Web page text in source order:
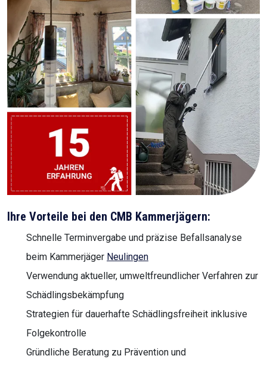
Ihre Vorteile bei den CMB Kammerjägern:
Schnelle Terminvergabe und präzise Befallsanalyse
beim Kammerjäger Neulingen
Verwendung aktueller, umweltfreundlicher Verfahren zur
Schädlingsbekämpfung
Strategien für dauerhafte Schädlingsfreiheit inklusive
Folgekontrolle
Gründliche Beratung zu Prävention und